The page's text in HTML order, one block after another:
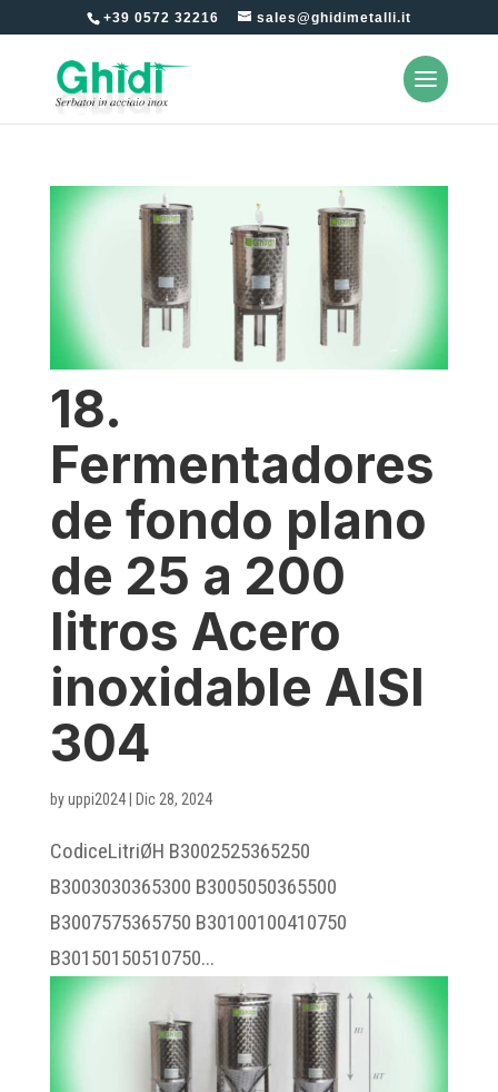
+39 0572 32216 sales@ghidimetalli.it
18.
Fermentadores
de fondo plano
de 25 a 200
litros Acero
inoxidable AISI
304
byuppi2024| Dic 28, 2024
CodiceLitriØH B3002525365250
B3003030365300 B3005050365500
B3007575365750 B30100100410750
B30150150510750...